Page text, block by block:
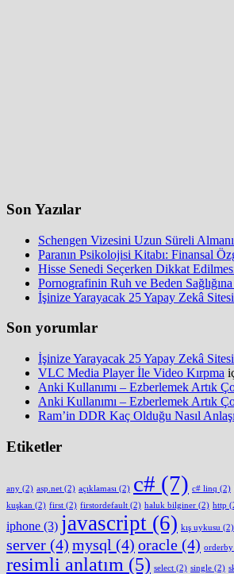
Son Yazılar
Schengen Vizesini Uzun Süreli
Paranın Psikolojisi Kitabı: Finansal
Hisse Senedi Seçerken Dikkat
Pornografinin Ruh ve Beden
İşinize Yarayacak 25 Yapay Zekâ Sitesi
Son yorumlar
İşinize Yarayacak 25 Yapay Zekâ Sitesi
VLC Media Player İle Video Kırpma
Anki Kullanımı – Ezberlemek Artık
Anki Kullanımı – Ezberlemek Artık
Ram’in DDR Kaç Olduğu Nasıl
Etiketler
any (2) asp.net (2) açıklaması (2) c# (7) c# linq (2)
kuşkan (2) first (2) firstordefault (2) haluk bilginer (2) http
iphone (3) javascript (6) kış uykusu (2)
server (4) mysql (4) oracle (4) orderby
resimli anlatım (5) select (2) single (2)